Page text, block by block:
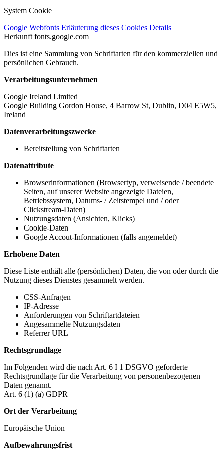
System Cookie
Google Webfonts Erläuterung dieses Cookies Details
Herkunft fonts.google.com
Dies ist eine Sammlung von Schriftarten für den kommerziellen und
persönlichen Gebrauch.
Verarbeitungsunternehmen
Google Ireland Limited
Google Building Gordon House, 4 Barrow St, Dublin, D04 E5W5,
Ireland
Datenverarbeitungszwecke
Bereitstellung von Schriftarten
Datenattribute
Browserinformationen (Browsertyp, verweisende / beendete
Seiten, auf unserer Website angezeigte Dateien,
Betriebssystem, Datums- / Zeitstempel und / oder
Clickstream-Daten)
Nutzungsdaten (Ansichten, Klicks)
Cookie-Daten
Google Accout-Informationen (falls angemeldet)
Erhobene Daten
Diese Liste enthält alle (persönlichen) Daten, die von oder durch die
Nutzung dieses Dienstes gesammelt werden.
CSS-Anfragen
IP-Adresse
Anforderungen von Schriftartdateien
Angesammelte Nutzungsdaten
Referrer URL
Rechtsgrundlage
Im Folgenden wird die nach Art. 6 I 1 DSGVO geforderte
Rechtsgrundlage für die Verarbeitung von personenbezogenen
Daten genannt.
Art. 6 (1) (a) GDPR
Ort der Verarbeitung
Europäische Union
Aufbewahrungsfrist